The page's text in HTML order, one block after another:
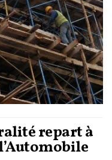
repart à